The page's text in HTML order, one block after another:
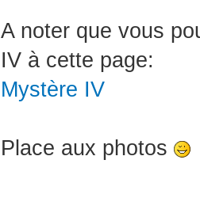
A noter que vous
IV à cette page:
Mystère IV
Place aux photos